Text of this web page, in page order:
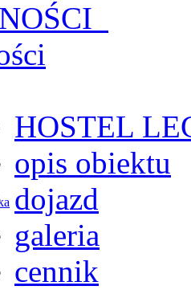
HOSTEL
opis obiektu
dojazd
galeria
cennik